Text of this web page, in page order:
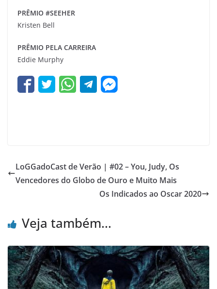
PRÊMIO #SEEHER
Kristen Bell
PRÊMIO PELA CARREIRA
Eddie Murphy
LoGGadoCast de Verão | #02 – You, Judy, Os
Vencedores do Globo de Ouro e Muito Mais
Os Indicados ao Oscar 2020
Veja também...